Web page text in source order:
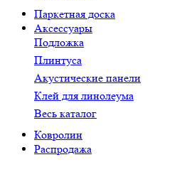
Паркетная доска
Аксессуары
Подложка
Плинтуса
Акустические панели
Клей для линолеума
Весь каталог
Ковролин
Распродажа